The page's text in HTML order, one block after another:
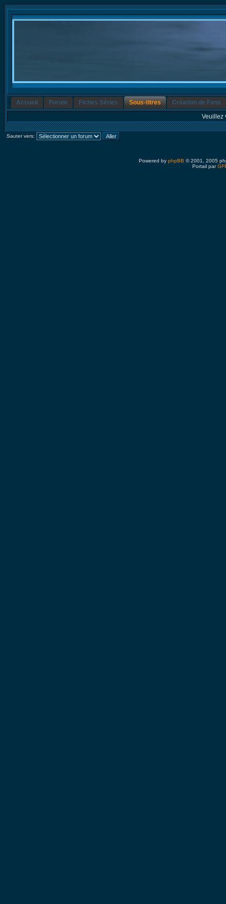
Accueil Forum Fiches Séries Sous-titres
Création de Fans
Veuillez
Sauter vers:
Powered by phpBB © 2001, 2005
Portail par